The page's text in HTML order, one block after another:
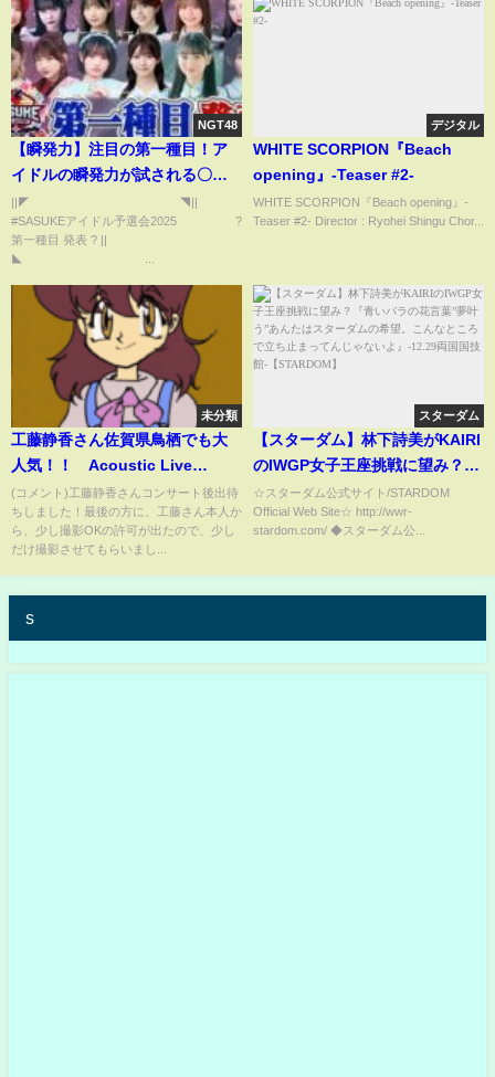
NGT48
【瞬発力】注目の第一種目！ア
イドルの瞬発力が試される〇
〇！そのポイントは？
【SASUKEアイドル予選会2025
チケット販売中】
||◤ ◥||
#SASUKEアイドル予選会2025 ?
第一種目 発表 ? ||
◣ ...
デジタル
WHITE SCORPION『Beach
opening』-Teaser #2-
WHITE SCORPION『Beach opening』-
Teaser #2- Director : Ryohei Shingu Chor...
未分類
工藤静香さん佐賀県鳥栖でも大
人気！！ Acoustic Live
Tour2023 2023/7/16
(コメント)工藤静香さんコンサート後出待
ちしました！最後の方に、工藤さん本人か
ら、少し撮影OKの許可が出たので、少し
だけ撮影させてもらいまし...
スターダム
【スターダム】林下詩美がKAIRI
のIWGP女子王座挑戦に望み？
『青いバラの花言葉”夢叶う”あ
んたはスターダムの希望。こん
なところで立ち止まってんじゃ
【STARDOM】
☆スターダム公式サイト/STARDOM
Official Web Site☆ http://wwr-
stardom.com/ ◆スターダム公...
s